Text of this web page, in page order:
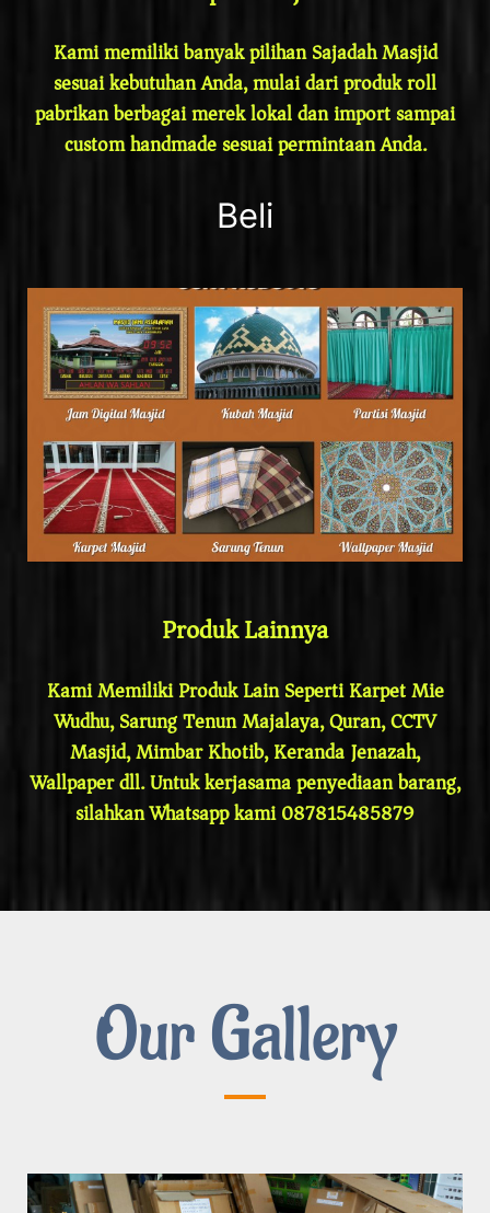
Kami memiliki banyak pilihan Sajadah Masjid
sesuai kebutuhan Anda, mulai dari produk roll
pabrikan berbagai merek lokal dan import sampai
custom handmade sesuai permintaan Anda.
Beli
Produk Lainnya
Kami Memiliki Produk Lain Seperti Karpet Mie
Wudhu, Sarung Tenun Majalaya, Quran, CCTV
Masjid, Mimbar Khotib, Keranda Jenazah,
Wallpaper dll. Untuk kerjasama penyediaan barang,
silahkan Whatsapp kami 087815485879
Our Gallery